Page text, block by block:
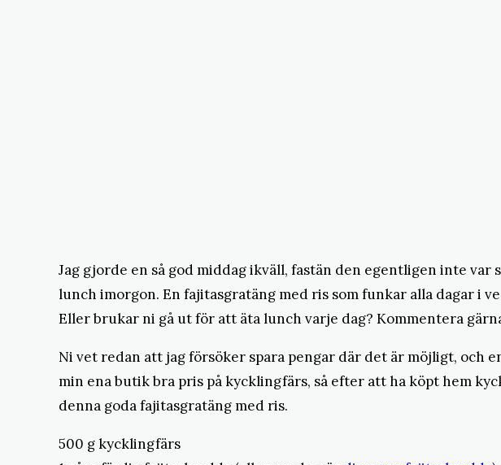
Jag gjorde en så god middag ikväll, fastän den egentligen inte
lunch imorgon. En fajitasgratäng med ris som funkar alla dagar i
Eller brukar ni gå ut för att äta lunch varje dag? Kommentera
Ni vet redan att jag försöker spara pengar där det är möjligt, och
min ena butik bra pris på kycklingfärs, så efter att ha köpt hem
denna goda fajitasgratäng med ris.
500 g kycklingfärs